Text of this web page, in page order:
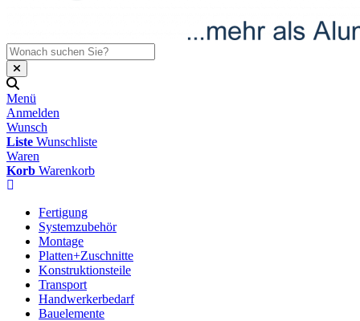
Menü
Anmelden
Wunsch
Liste Wunschliste
Waren
Korb Warenkorb
Fertigung
Systemzubehör
Montage
Platten+Zuschnitte
Konstruktionsteile
Transport
Handwerkerbedarf
Bauelemente